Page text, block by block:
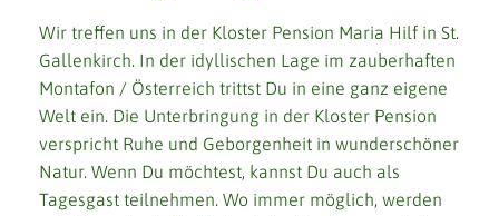
Wir treffen uns in der Kloster Pension Maria Hilf in St.
Gallenkirch. In der idyllischen Lage im zauberhaften
Montafon / Österreich trittst Du in eine ganz eigene
Welt ein. Die Unterbringung in der Kloster Pension
verspricht Ruhe und Geborgenheit in wunderschöner
Natur. Wenn Du möchtest, kannst Du auch als
Tagesgast teilnehmen. Wo immer möglich, werden